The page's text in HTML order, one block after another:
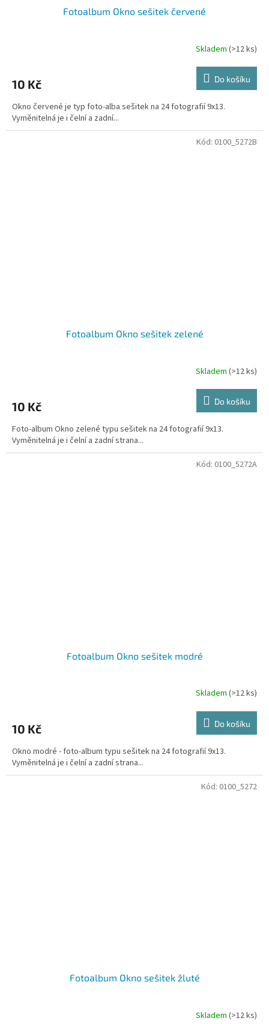
Fotoalbum Okno sešitek červené
Skladem (>12 ks)
10 Kč Do košíku
Okno červené je typ foto-alba sešitek na 24 fotografií 9x13.
Vyměnitelná je i čelní a zadní...
Fotoalbum Okno sešitek zelené
Skladem (>12 ks)
10 Kč Do košíku
Foto-album Okno zelené typu sešitek na 24 fotografií 9x13.
Vyměnitelná je i čelní a zadní strana...
Kód: 0100_5272B
Fotoalbum Okno sešitek modré
Skladem (>12 ks)
10 Kč Do košíku
Okno modré - foto-album typu sešitek na 24 fotografií 9x13.
Vyměnitelná je i čelní a zadní strana...
Kód: 0100_5272A
Fotoalbum Okno sešitek žluté
Skladem (>12 ks)
Kód: 0100_5272